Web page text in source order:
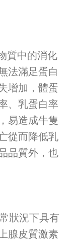
中的消化
法滿足蛋白
增加，體蛋
、乳蛋白率
易造成牛隻
從而降低乳
品質外，也
狀況下具有
腺皮質激素